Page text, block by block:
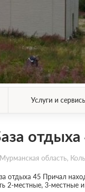
Услуги и
область,
отдыха 45 Причал
2-местные, 3-местные